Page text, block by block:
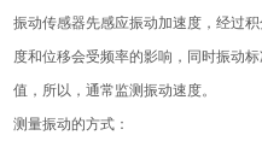
振动传感器先感应振动加速度，经过
度和位移会受频率的影响，同时振动
值，所以，通常监测振动速度。
测量振动的方式：